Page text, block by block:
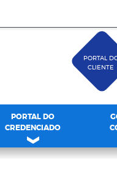
PORTAL
CLIENTE
PORTAL DO
CREDENCIADO